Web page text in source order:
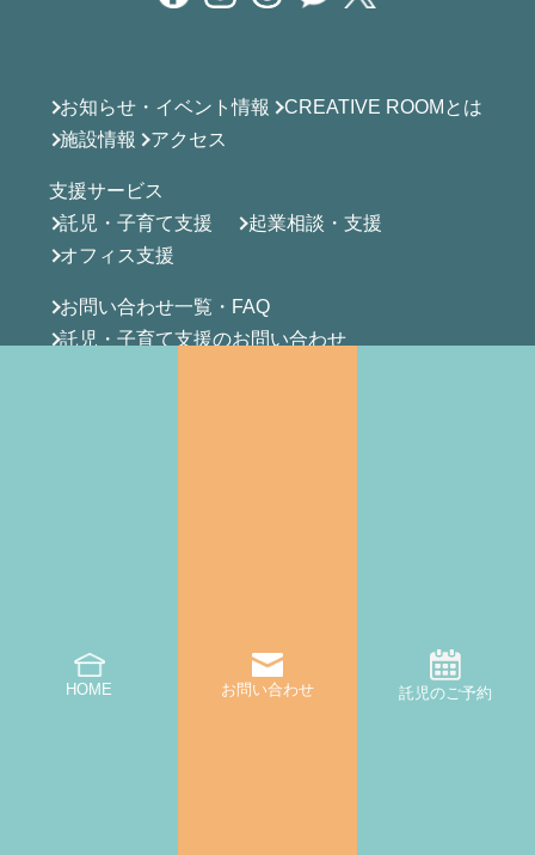
HOME お問い合わせ 託児のご予約
お知らせ・イベント情報
CREATIVE ROOMとは
施設情報
アクセス
支援サービス
託児・子育て支援
起業相談・支援
オフィス支援
お問い合わせ一覧・FAQ
託児・子育て支援のお問い合わせ